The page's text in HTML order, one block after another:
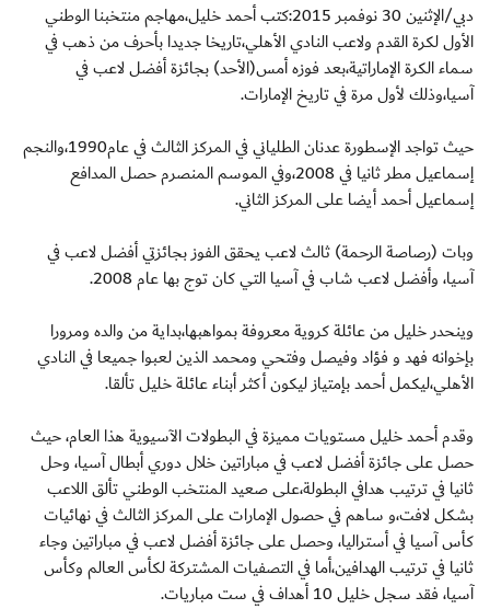
دبي/الإثنين 30 نوفمبر 2015:كتب أحمد خليل،مهاجم منتخبنا الوطني
الأول لكرة القدم ولاعب النادي الأهلي،تاريخا جديدا بأحرف من ذهب في
سماء الكرة الإماراتية،بعد فوزه أمس(الأحد) بجائزة أفضل لاعب في
آسيا،وذلك لأول مرة في تاريخ الإمارات.
حيث تواجد الإسطورة عدنان الطلياني في المركز الثالث في عام1990،والنجم
إسماعيل مطر ثانيا في 2008،وفي الموسم المنصرم حصل المدافع
إسماعيل أحمد أيضا على المركز الثاني.
وبات (رصاصة الرحمة) ثالث لاعب يحقق الفوز بجائزتي أفضل لاعب في
آسيا، وأفضل لاعب شاب في آسيا التي كان توج بها عام 2008.
وينحدر خليل من عائلة كروية معروفة بمواهبها،بداية من والده ومرورا
بإخوانه فهد و فؤاد وفيصل وفتحي ومحمد الذين لعبوا جميعا في النادي
الأهلي،ليكمل أحمد بإمتياز ليكون أكثر أبناء عائلة خليل تألقا.
وقدم أحمد خليل مستويات مميزة في البطولات الآسيوية هذا العام، حيث
حصل على جائزة أفضل لاعب في مباراتين خلال دوري أبطال آسيا، وحل
ثانيا في ترتيب هدافي البطولة،على صعيد المنتخب الوطني تألق اللاعب
بشكل لافت،و ساهم في حصول الإمارات على المركز الثالث في نهائيات
كأس آسيا في أستراليا، وحصل على جائزة أفضل لاعب في مباراتين وجاء
ثانيا في ترتيب الهدافين،أما في التصفيات المشتركة لكأس العالم وكأس
آسيا، فقد سجل خليل 10 أهداف في ست مباريات.